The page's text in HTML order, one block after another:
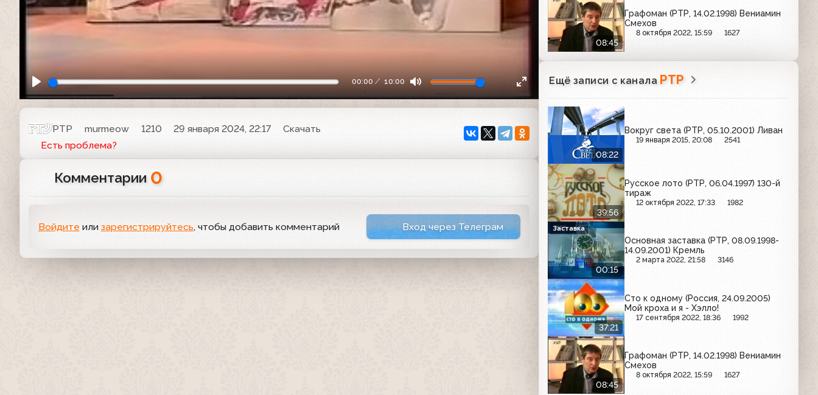
00:00 10:00
РТР murmeow 1210 29 января 2024, 22:17
Скачать
Есть проблема?
Комментарии 0
Войдите или зарегистрируйтесь, чтобы добавить комментарий Вход через Телеграм
08:45
Графоман (РТР, 14.02.1998) Вениамин
Смехов
8 октября 2022, 15:59 1627
Ещё записи с канала РТР
08:22
Вокруг света (РТР, 05.10.2001) Ливан
19 января 2015, 20:08 2541
39:56
Русское лото (РТР, 06.04.1997) 130-й
тираж
12 октября 2022, 17:33 1982
00:15
Основная заставка (РТР, 08.09.1998-
14.09.2001) Кремль
2 марта 2022, 21:58 3146
Заставка
37:21
Сто к одному (Россия, 24.09.2005)
Мой кроха и я - Хэлло!
17 сентября 2022, 18:36 1992
08:45
Графоман (РТР, 14.02.1998) Вениамин
Смехов
8 октября 2022, 15:59 1627